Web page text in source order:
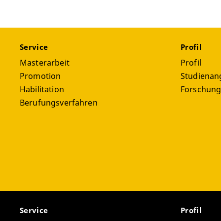
Service
Masterarbeit
Promotion
Habilitation
Berufungsverfahren
Profil
Profil
Forschung
Service Profil